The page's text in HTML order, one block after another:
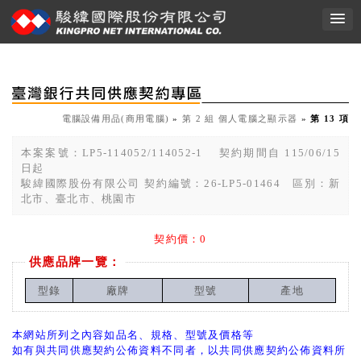
電腦設備用品(商用電腦) »第 2 組 個人電腦之顯示器 »第 13 項
本案案號：LP5-114052/114052-1 契約期間自 115/06/15
日起
駿緯國際股份有限公司 契約編號：26-LP5-01464 區別：新
北市、臺北市、桃園市
契約價：0
供應品牌一覽：
型錄 廠牌 型號 產地
本網站所列之內容如品名、規格、型號及價格等
如有與共同供應契約公佈資料不同者，以共同供應契約公佈資料所